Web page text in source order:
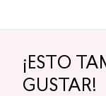
¡ESTO
GUSTAR!